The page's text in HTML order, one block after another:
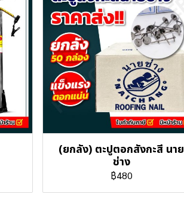
(ยกลัง) ตะปูตอกสังกะสี นาย
ช่าง
฿480